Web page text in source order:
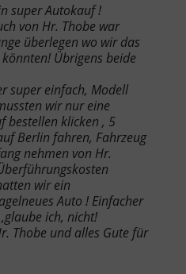
super Autokauf !
von Hr. Thobe war
überlegen wo wir das
Übrigens beide
super einfach, Modell
wir nur eine
bestellen klicken , 5
Berlin fahren, Fahrzeug
nehmen von Hr.
wir ein
Auto ! Einfacher
ich, nicht!
Thobe und alles Gute für